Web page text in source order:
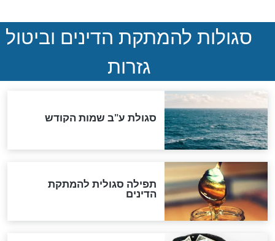
הנדיר של הרשב"ם התגלה
"מודה לקב"ה על כל השנים"
לכל המאמרים
אחרית הימים